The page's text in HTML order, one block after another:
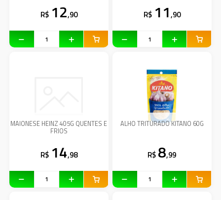
R$ 12,90 R$ 11,90
MAIONESE HEINZ 405G QUENTES E
FRIOS
R$ 14,98
ALHO TRITURADO KITANO 60G
R$ 8,99